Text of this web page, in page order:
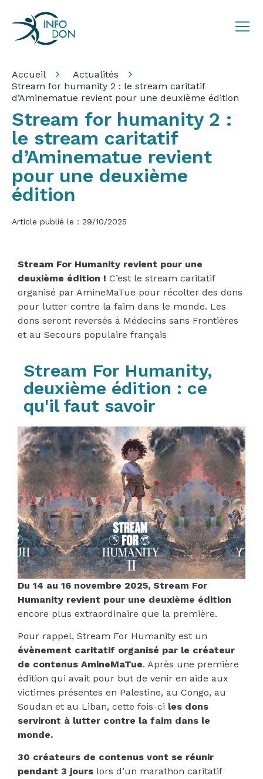
Accueil
Actualités
Stream for humanity 2 : le stream caritatif
d’Aminematue revient pour une deuxième édition
Stream for humanity 2 :
le stream caritatif
d’Aminematue revient
pour une deuxième
édition
Article publié le : 29/10/2025
Stream For Humanity revient pour une
deuxième édition ! C’est le stream caritatif
organisé par AmineMaTue pour récolter des dons
pour lutter contre la faim dans le monde. Les
dons seront reversés à Médecins sans Frontières
et au Secours populaire français
Stream For Humanity,
deuxième édition : ce
qu'il faut savoir
Du 14 au 16 novembre 2025, Stream For
Humanity revient pour une deuxième édition
encore plus extraordinaire que la première.
Pour rappel, Stream For Humanity est un
évènement caritatif organisé par le créateur
de contenus AmineMaTue. Après une première
édition qui avait pour but de venir en aide aux
victimes présentes en Palestine, au Congo, au
Soudan et au Liban, cette fois-ci les dons
serviront à lutter contre la faim dans le
monde.
30 créateurs de contenus vont se réunir
pendant 3 jours lors d’un marathon caritatif